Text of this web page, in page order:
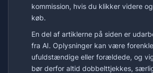
kommission, hvis du klikker videre
køb.
En del af artiklerne på siden er
fra AI. Oplysninger kan være
ufuldstændige eller forældede, og
bør derfor altid dobbelttjekkes,